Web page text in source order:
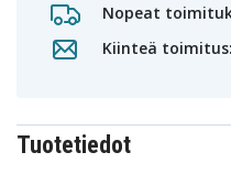
Nopeat
Kiinteä
Tuotetiedot